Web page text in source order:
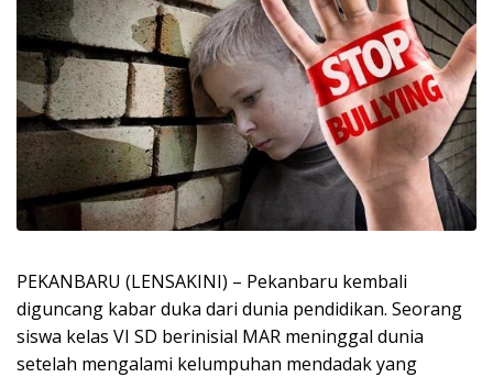
PEKANBARU (LENSAKINI) – Pekanbaru kembali
diguncang kabar duka dari dunia pendidikan. Seorang
siswa kelas VI SD berinisial MAR meninggal dunia
setelah mengalami kelumpuhan mendadak yang